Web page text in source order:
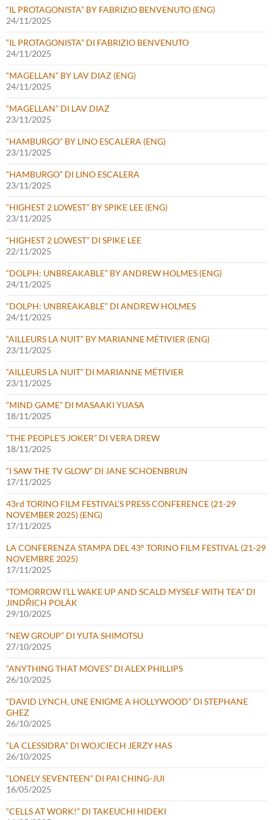
“IL PROTAGONISTA” BY FABRIZIO BENVENUTO (ENG)
24/11/2025
“IL PROTAGONISTA” DI FABRIZIO BENVENUTO
24/11/2025
“MAGELLAN” BY LAV DIAZ (ENG)
24/11/2025
“MAGELLAN” DI LAV DIAZ
23/11/2025
“HAMBURGO” BY LINO ESCALERA (ENG)
23/11/2025
“HAMBURGO” DI LINO ESCALERA
23/11/2025
“HIGHEST 2 LOWEST” BY SPIKE LEE (ENG)
23/11/2025
“HIGHEST 2 LOWEST” DI SPIKE LEE
22/11/2025
“DOLPH: UNBREAKABLE” BY ANDREW HOLMES (ENG)
24/11/2025
“DOLPH: UNBREAKABLE” DI ANDREW HOLMES
24/11/2025
“AILLEURS LA NUIT” BY MARIANNE MÉTIVIER (ENG)
23/11/2025
“AILLEURS LA NUIT” DI MARIANNE MÉTIVIER
23/11/2025
“MIND GAME” DI MASAAKI YUASA
18/11/2025
“THE PEOPLE’S JOKER” DI VERA DREW
18/11/2025
“I SAW THE TV GLOW” DI JANE SCHOENBRUN
17/11/2025
43rd TORINO FILM FESTIVAL’S PRESS CONFERENCE (21-29
NOVEMBER 2025) (ENG)
17/11/2025
LA CONFERENZA STAMPA DEL 43° TORINO FILM FESTIVAL (21-29
NOVEMBRE 2025)
17/11/2025
“TOMORROW I’LL WAKE UP AND SCALD MYSELF WITH TEA” DI
JINDŘICH POLÁK
29/10/2025
“NEW GROUP” DI YUTA SHIMOTSU
27/10/2025
“ANYTHING THAT MOVES” DI ALEX PHILLIPS
26/10/2025
“DAVID LYNCH, UNE ENIGME A HOLLYWOOD” DI STEPHANE
GHEZ
26/10/2025
“LA CLESSIDRA” DI WOJCIECH JERZY HAS
26/10/2025
“LONELY SEVENTEEN” DI PAI CHING-JUI
16/05/2025
“CELLS AT WORK!” DI TAKEUCHI HIDEKI